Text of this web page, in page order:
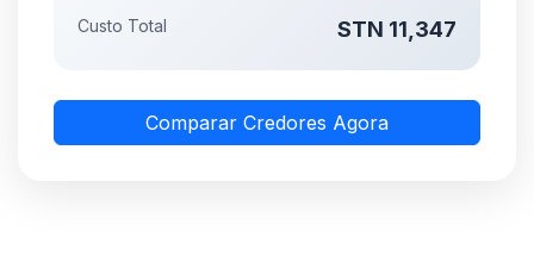
Custo Total STN 11,347
Comparar Credores Agora